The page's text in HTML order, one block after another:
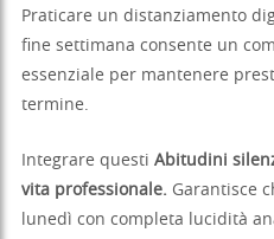
Praticare un distanziamento
fine settimana consente un
essenziale per mantenere
termine.
Integrare questi Abitudini
vita professionale. Garantisce
lunedì con completa lucidità